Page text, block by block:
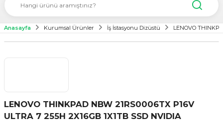
Anasayfa Kurumsal Ürünler İş İstasyonu Dizüstü LENOVO
LENOVO THINKPAD NBW 21RS0006TX P16V
ULTRA 7 255H 2X16GB 1X1TB SSD NVIDIA